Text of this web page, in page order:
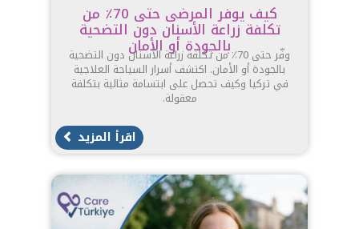
كيف يوفر المرضى حتى 70٪ من
تكلفة زراعة الأسنان دون التضحية
بالجودة أو الأمان
وفّر حتى 70٪ من تكلفة زراعة الأسنان دون التضحية
بالجودة أو الأمان. اكتشف أسرار السياحة العلاجية
في تركيا وكيف تحصل على ابتسامة مثالية بتكلفة
معقولة.
اقرأ المزيد